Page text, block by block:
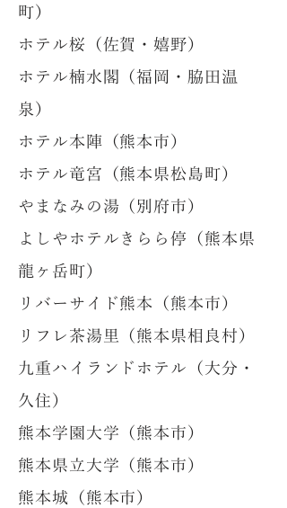
町）
ホテル桜（佐賀・嬉野）
ホテル楠水閣（福岡・脇田温
泉）
ホテル本陣（熊本市）
ホテル竜宮（熊本県松島町）
やまなみの湯（別府市）
よしやホテルきらら停（熊本県
龍ヶ岳町）
リバーサイド熊本（熊本市）
リフレ茶湯里（熊本県相良村）
九重ハイランドホテル（大分・
久住）
熊本学園大学（熊本市）
熊本県立大学（熊本市）
熊本城（熊本市）